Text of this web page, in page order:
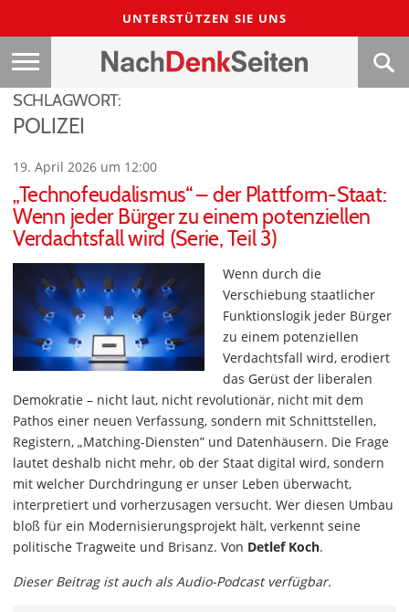
UNTERSTÜTZEN SIE UNS
SCHLAGWORT:
POLIZEI
19. April 2026 um 12:00
„Technofeudalismus“ – der Plattform-Staat:
Wenn jeder Bürger zu einem potenziellen
Verdachtsfall wird (Serie, Teil 3)
Wenn durch die
Verschiebung staatlicher
Funktionslogik jeder Bürger
zu einem potenziellen
Verdachtsfall wird, erodiert
das Gerüst der liberalen
Demokratie – nicht laut, nicht revolutionär, nicht mit dem
Pathos einer neuen Verfassung, sondern mit Schnittstellen,
Registern, „Matching-Diensten” und Datenhäusern. Die Frage
lautet deshalb nicht mehr, ob der Staat digital wird, sondern
mit welcher Durchdringung er unser Leben überwacht,
interpretiert und vorherzusagen versucht. Wer diesen Umbau
bloß für ein Modernisierungsprojekt hält, verkennt seine
politische Tragweite und Brisanz. Von Detlef Koch.
Dieser Beitrag ist auch als Audio-Podcast verfügbar.